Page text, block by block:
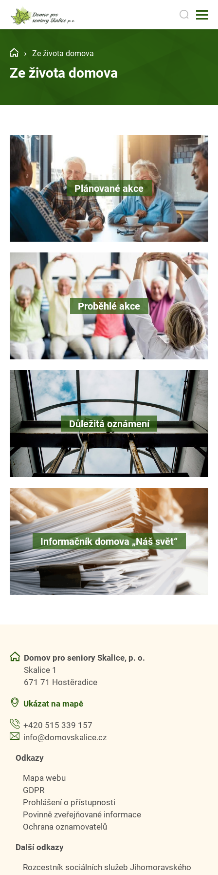
Ze života domova
Ze života domova
Plánované akce
Proběhlé akce
Důležitá oznámení
Informačník domova „Náš svět“
Domov pro seniory Skalice, p. o.
Skalice 1
671 71 Hostěradice
Ukázat na mapě
+420 515 339 157
info@domovskalice.cz
Odkazy
Mapa webu
GDPR
Prohlášení o přístupnosti
Povinně zveřejňované informace
Ochrana oznamovatelů
Další odkazy
Rozcestník sociálních služeb Jihomoravského